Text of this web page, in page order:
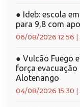
● Ideb: escola
para 9,8 com
06/08/2026 12:56
● Vulcão Fuego
força evacuação
Alotenango
04/08/2026 15:30